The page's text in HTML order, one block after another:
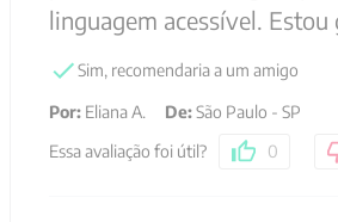
linguagem acessível. Estou
Sim, recomendaria a um amigo
Por: Eliana A. De:São Paulo - SP
Essa avaliação foi útil?
0